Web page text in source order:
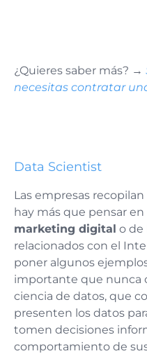
¿Quieres saber más? →
necesitas contratar
Data Scientist
Las empresas
hay más que pensar en
marketing digital o de
relacionados con el
poner algunos
importante que nunca
ciencia de datos, que
presenten los datos
tomen decisiones
comportamiento de